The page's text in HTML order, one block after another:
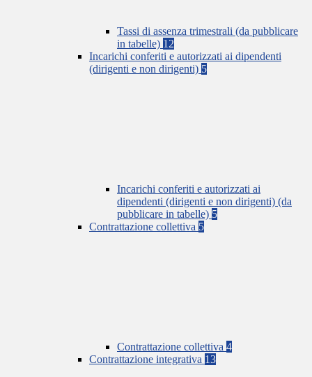
Tassi di assenza trimestrali (da pubblicare
in tabelle) 12
Incarichi conferiti e autorizzati ai dipendenti
(dirigenti e non dirigenti) 5
Incarichi conferiti e autorizzati ai
dipendenti (dirigenti e non dirigenti) (da
pubblicare in tabelle) 5
Contrattazione collettiva 5
Contrattazione collettiva 4
Contrattazione integrativa 13